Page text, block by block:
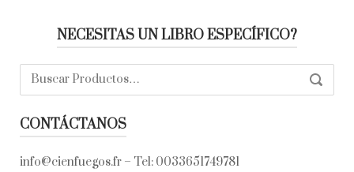
NECESITAS UN LIBRO ESPECÍFICO?
Buscar:
CONTÁCTANOS
info@cienfuegos.fr – Tel: 0033651749781